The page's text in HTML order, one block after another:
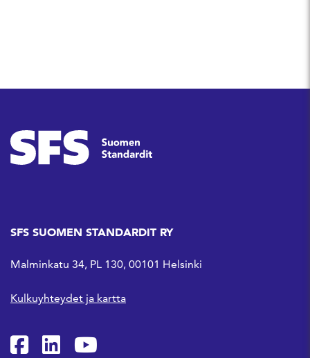
SFS SUOMEN STANDARDIT RY
Malminkatu 34, PL 130, 00101 Helsinki
Kulkuyhteydet ja kartta
SFS Facebookissa
SFS Linkedinissä
SFS Youtubessa